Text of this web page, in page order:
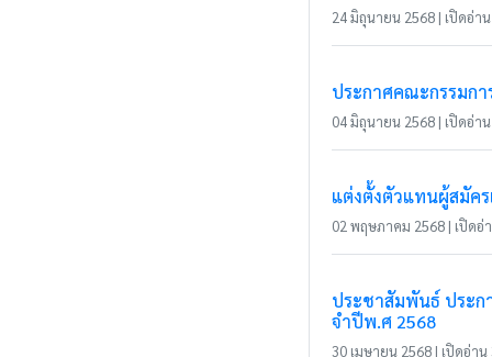
24 มิถุนายน 2568 | เปิดอ่า
ประกาศคณะกรรมกา
04 มิถุนายน 2568 | เปิดอ่า
แต่งตั้งตัวแทนผู้สมัค
02 พฤษภาคม 2568 | เปิดอ่
ประชาสัมพันธ์ ประก
จำปีพ.ศ 2568
30 เมษายน 2568 | เปิดอ่าน